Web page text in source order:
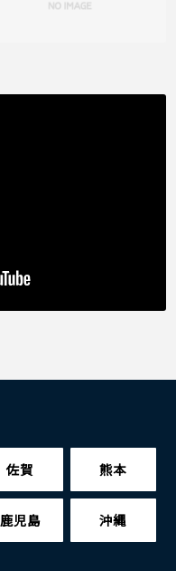
佐賀 熊本
鹿児島 沖縄